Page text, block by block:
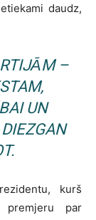
daudz,
–
UN
kurš
par